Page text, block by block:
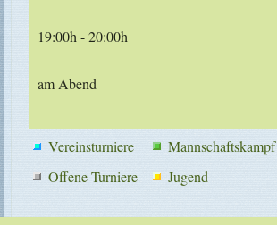
19:00h - 20:00h
am Abend
Vereinsturniere Mannschaftskampf
Offene Turniere
Jugend